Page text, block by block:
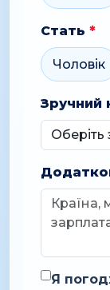
Стать *
Чоловік
Зручний
Я